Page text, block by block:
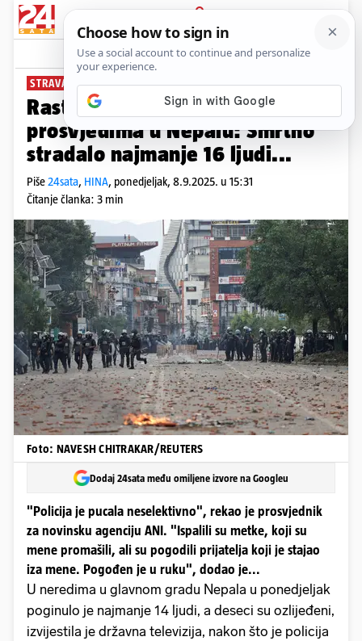
PRIJAVA
News Komentari
STRAVA U NEPALU
Raste broj mrtvih na velikim
prosvjedima u Nepalu: Smrtno
stradalo najmanje 16 ljudi...
Piše24sata, HINA, ponedjeljak, 8.9.2025. u 15:31
Čitanje članka: 3 min
Foto: NAVESH CHITRAKAR/REUTERS
Dodaj 24sata među omiljene izvore na Googleu
"Policija je pucala neselektivno", rekao je prosvjednik
za novinsku agenciju ANI. "Ispalili su metke, koji su
mene promašili, ali su pogodili prijatelja koji je stajao
iza mene. Pogođen je u ruku", dodao je...
U neredima u glavnom gradu Nepala u ponedjeljak
poginulo je najmanje 14 ljudi, a deseci su ozlijeđeni,
izvijestila je državna televizija, nakon što je policija